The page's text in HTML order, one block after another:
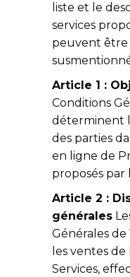
liste et le
services
peuvent être
Article 1 :
Conditions
déterminent
des parties
en ligne de
proposés par
Article 2 :
générales
Générales de
les ventes
Services,